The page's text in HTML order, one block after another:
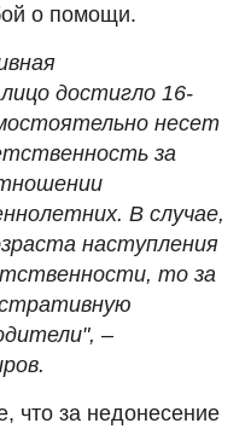
о помощи.
достигло 16-
несет
за
В случае,
наступления
то за
–
что за недонесение